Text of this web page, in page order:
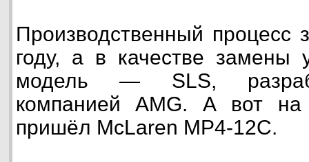
Производственный процесс
году, а в качестве
модель — SLS,
компанией AMG. А вот
пришёл McLaren MP4-12C.